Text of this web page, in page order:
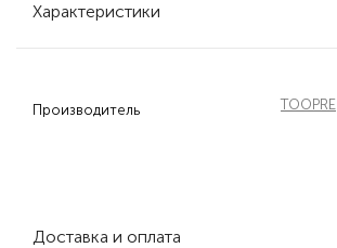
Характеристики
Производитель TOOPRE
Доставка и оплата